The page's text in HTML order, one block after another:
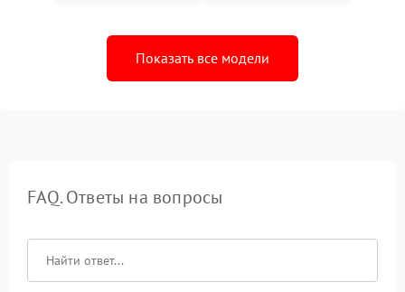
Показать все модели
FAQ. Ответы на вопросы